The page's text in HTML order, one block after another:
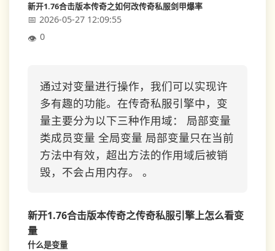
新开1.76合击版本传奇之如何改传奇私服剑甲爆率
2026-05-27 12:09:55
0
通过对变量进行操作，我们可以实现许
多有趣的功能。在传奇私服引擎中，变
量主要分为以下三种作用域： 局部变量
类成员变量 全局变量 局部变量只在当前
方法中有效，超出方法的作用域后被销
毁，不会占用内存。 。
新开1.76合击版本传奇之传奇私服引擎上怎么看变
量
什么是变量